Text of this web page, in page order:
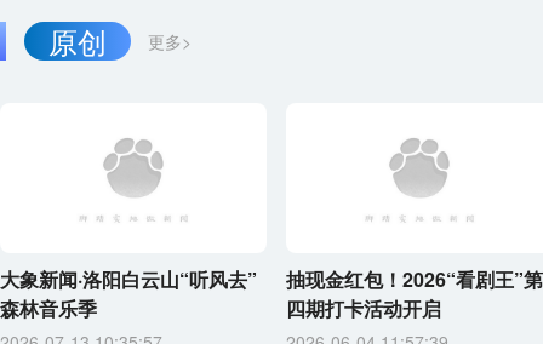
更多>
原创
大象新闻·洛阳白云山“听风去”
森林音乐季
抽现金红包！2026“看剧王”第
四期打卡活动开启